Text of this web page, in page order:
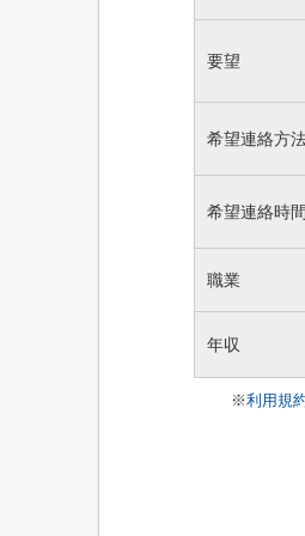
要望
希望連絡方
希望連絡時間
職業
年収
※利用規